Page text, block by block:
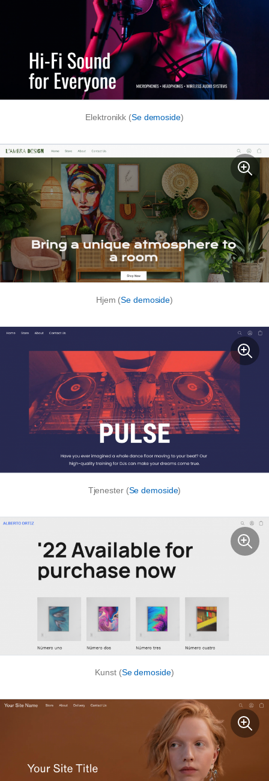
Elektronikk (Se demoside)
Hjem (Se demoside)
Tjenester (Se demoside)
Kunst (Se demoside)